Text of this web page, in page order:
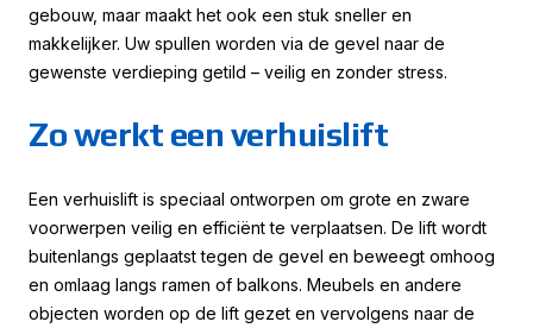
gebouw, maar maakt het ook een stuk sneller en
makkelijker. Uw spullen worden via de gevel naar de
gewenste verdieping getild – veilig en zonder stress.
Zo werkt een verhuislift
Een verhuislift is speciaal ontworpen om grote en zware
voorwerpen veilig en efficiënt te verplaatsen. De lift wordt
buitenlangs geplaatst tegen de gevel en beweegt omhoog
en omlaag langs ramen of balkons. Meubels en andere
objecten worden op de lift gezet en vervolgens naar de